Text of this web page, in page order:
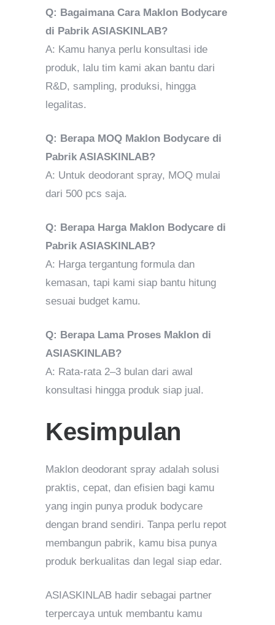
Q: Bagaimana Cara Maklon Bodycare
di Pabrik ASIASKINLAB?
A: Kamu hanya perlu konsultasi ide
produk, lalu tim kami akan bantu dari
R&D, sampling, produksi, hingga
legalitas.
Q: Berapa MOQ Maklon Bodycare di
Pabrik ASIASKINLAB?
A: Untuk deodorant spray, MOQ mulai
dari 500 pcs saja.
Q: Berapa Harga Maklon Bodycare di
Pabrik ASIASKINLAB?
A: Harga tergantung formula dan
kemasan, tapi kami siap bantu hitung
sesuai budget kamu.
Q: Berapa Lama Proses Maklon di
ASIASKINLAB?
A: Rata-rata 2–3 bulan dari awal
konsultasi hingga produk siap jual.
Kesimpulan
Maklon deodorant spray adalah solusi
praktis, cepat, dan efisien bagi kamu
yang ingin punya produk bodycare
dengan brand sendiri. Tanpa perlu repot
membangun pabrik, kamu bisa punya
produk berkualitas dan legal siap edar.
ASIASKINLAB hadir sebagai partner
terpercaya untuk membantu kamu